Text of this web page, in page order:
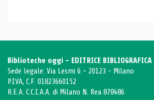
Biblioteche oggi - EDITRICE
Sede legale: Via Lesmi 6 - 20123 - Milano
P.IVA, C.F. 01823660152
R.E.A. C.C.I.A.A. di Milano N. Rea 878486